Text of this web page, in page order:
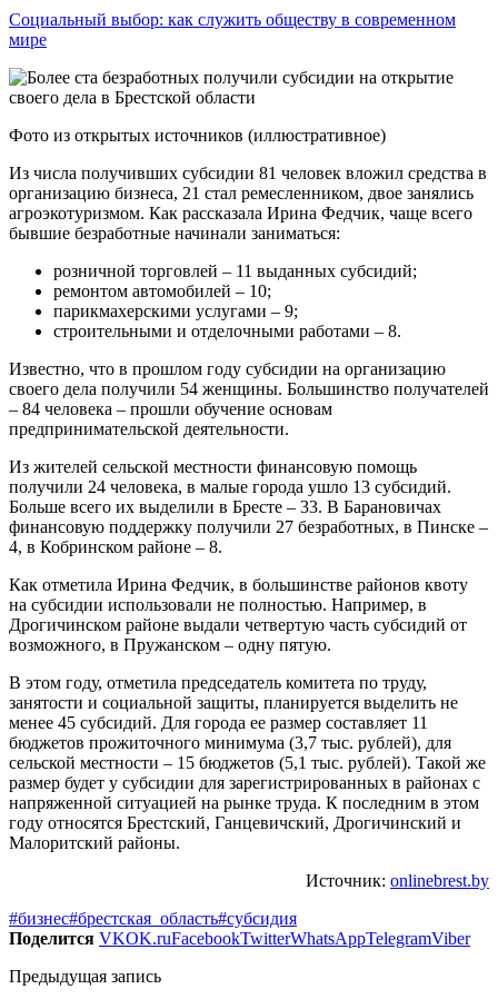
Социальный выбор: как служить обществу в современном
мире
Фото из открытых источников (иллюстративное)
Из числа получивших субсидии 81 человек вложил средства в
организацию бизнеса, 21 стал ремесленником, двое занялись
агроэкотуризмом. Как рассказала Ирина Федчик, чаще всего
бывшие безработные начинали заниматься:
розничной торговлей – 11 выданных субсидий;
ремонтом автомобилей – 10;
парикмахерскими услугами – 9;
строительными и отделочными работами – 8.
Известно, что в прошлом году субсидии на организацию
своего дела получили 54 женщины. Большинство получателей
– 84 человека – прошли обучение основам
предпринимательской деятельности.
Из жителей сельской местности финансовую помощь
получили 24 человека, в малые города ушло 13 субсидий.
Больше всего их выделили в Бресте – 33. В Барановичах
финансовую поддержку получили 27 безработных, в Пинске –
4, в Кобринском районе – 8.
Как отметила Ирина Федчик, в большинстве районов квоту
на субсидии использовали не полностью. Например, в
Дрогичинском районе выдали четвертую часть субсидий от
возможного, в Пружанском – одну пятую.
В этом году, отметила председатель комитета по труду,
занятости и социальной защиты, планируется выделить не
менее 45 субсидий. Для города ее размер составляет 11
бюджетов прожиточного минимума (3,7 тыс. рублей), для
сельской местности – 15 бюджетов (5,1 тыс. рублей). Такой же
размер будет у субсидии для зарегистрированных в районах с
напряженной ситуацией на рынке труда. К последним в этом
году относятся Брестский, Ганцевичский, Дрогичинский и
Малоритский районы.
Источник: onlinebrest.by
#бизнес#брестская_область#субсидия
Поделится VKOK.ruFacebookTwitterWhatsAppTelegramViber
Предыдущая запись